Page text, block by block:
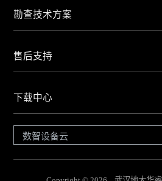
勘查技术方案
售后支持
下载中心